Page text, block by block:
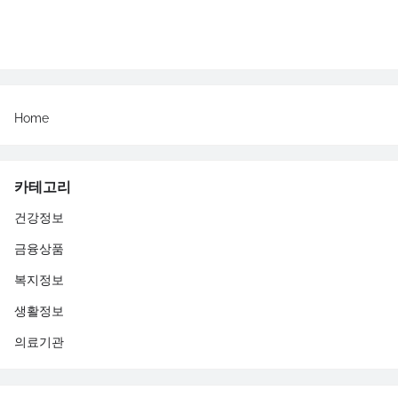
Home
카테고리
건강정보
금융상품
복지정보
생활정보
의료기관